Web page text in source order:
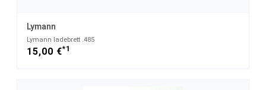
Lymann
Lymann ladebrett .485
15,00 €*1